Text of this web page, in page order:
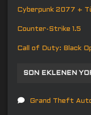
Cyberpunk 2077 +
Counter-Strike 1.5
Call of Duty: Black
SON EKLENEN
Grand Theft